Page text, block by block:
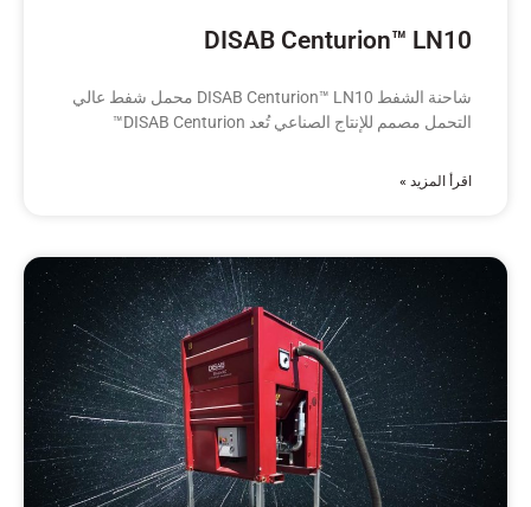
DISAB Centurion™ LN10
شاحنة الشفط DISAB Centurion™ LN10 محمل شفط عالي
التحمل مصمم للإنتاج الصناعي تُعد DISAB Centurion™
اقرأ المزيد »